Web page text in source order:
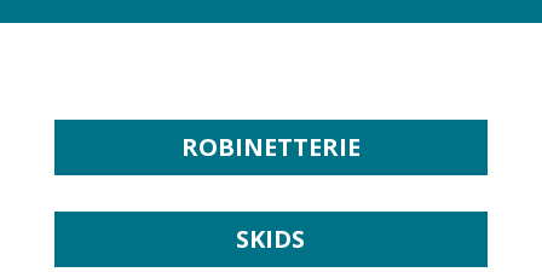
ROBINETTERIE
SKIDS